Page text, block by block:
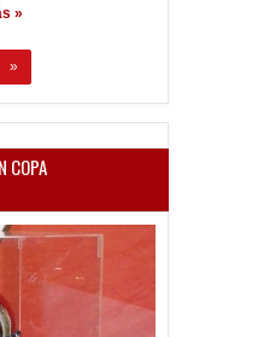
»
»
COPA